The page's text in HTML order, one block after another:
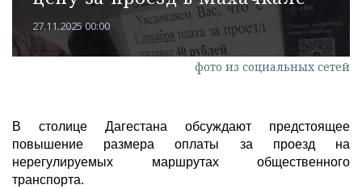
или через соц. сети
27.11.2025 00:00
фото из социальных сетей
В столице Дагестана обсуждают предстоящее
повышение размера оплаты за проезд на
нерегулируемых маршрутах общественного
транспорта.